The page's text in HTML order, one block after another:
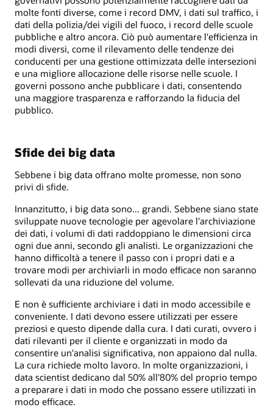
molte fonti diverse, come i record DMV, i dati sul traffico, i
dati della polizia/dei vigili del fuoco, i record delle scuole
pubbliche e altro ancora. Ciò può aumentare l'efficienza in
modi diversi, come il rilevamento delle tendenze dei
conducenti per una gestione ottimizzata delle intersezioni
e una migliore allocazione delle risorse nelle scuole. I
governi possono anche pubblicare i dati, consentendo
una maggiore trasparenza e rafforzando la fiducia del
pubblico.
Sfide dei big data
Sebbene i big data offrano molte promesse, non sono
privi di sfide.
Innanzitutto, i big data sono... grandi. Sebbene siano state
sviluppate nuove tecnologie per agevolare l'archiviazione
dei dati, i volumi di dati raddoppiano le dimensioni circa
ogni due anni, secondo gli analisti. Le organizzazioni che
hanno difficoltà a tenere il passo con i propri dati e a
trovare modi per archiviarli in modo efficace non saranno
sollevati da una riduzione del volume.
E non è sufficiente archiviare i dati in modo accessibile e
conveniente. I dati devono essere utilizzati per essere
preziosi e questo dipende dalla cura. I dati curati, ovvero i
dati rilevanti per il cliente e organizzati in modo da
consentire un'analisi significativa, non appaiono dal nulla.
La cura richiede molto lavoro. In molte organizzazioni, i
data scientist dedicano dal 50% all'80% del proprio tempo
a preparare i dati in modo che possano essere utilizzati in
modo efficace.